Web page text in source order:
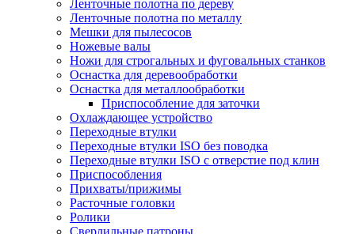
Ленточные полотна по дереву
Ленточные полотна по металлу
Мешки для пылесосов
Ножевые валы
Ножи для строгальных и фуговальных станков
Оснастка для деревообработки
Оснастка для металлообработки
Приспособление для заточки
Охлаждающее устройство
Переходные втулки
Переходные втулки ISO без поводка
Переходные втулки ISO с отверстие под клин
Приспособления
Прихваты/прижимы
Расточные головки
Ролики
Сверлильные патроны